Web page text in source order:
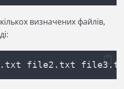
визначених файлів,
file2.txt